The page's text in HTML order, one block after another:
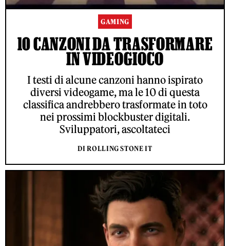
GAMING
10 CANZONI DA TRASFORMARE
IN VIDEOGIOCO
I testi di alcune canzoni hanno ispirato
diversi videogame, ma le 10 di questa
classifica andrebbero trasformate in toto
nei prossimi blockbuster digitali.
Sviluppatori, ascoltateci
DI ROLLING STONE IT